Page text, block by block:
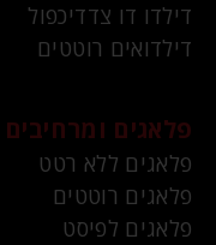
דילדו דו צדדיכפול
דילדואים רוטטים
פלאגים ומרחיבים
פלאגים ללא רטט
פלאגים רוטטים
פלאגים לפיסט